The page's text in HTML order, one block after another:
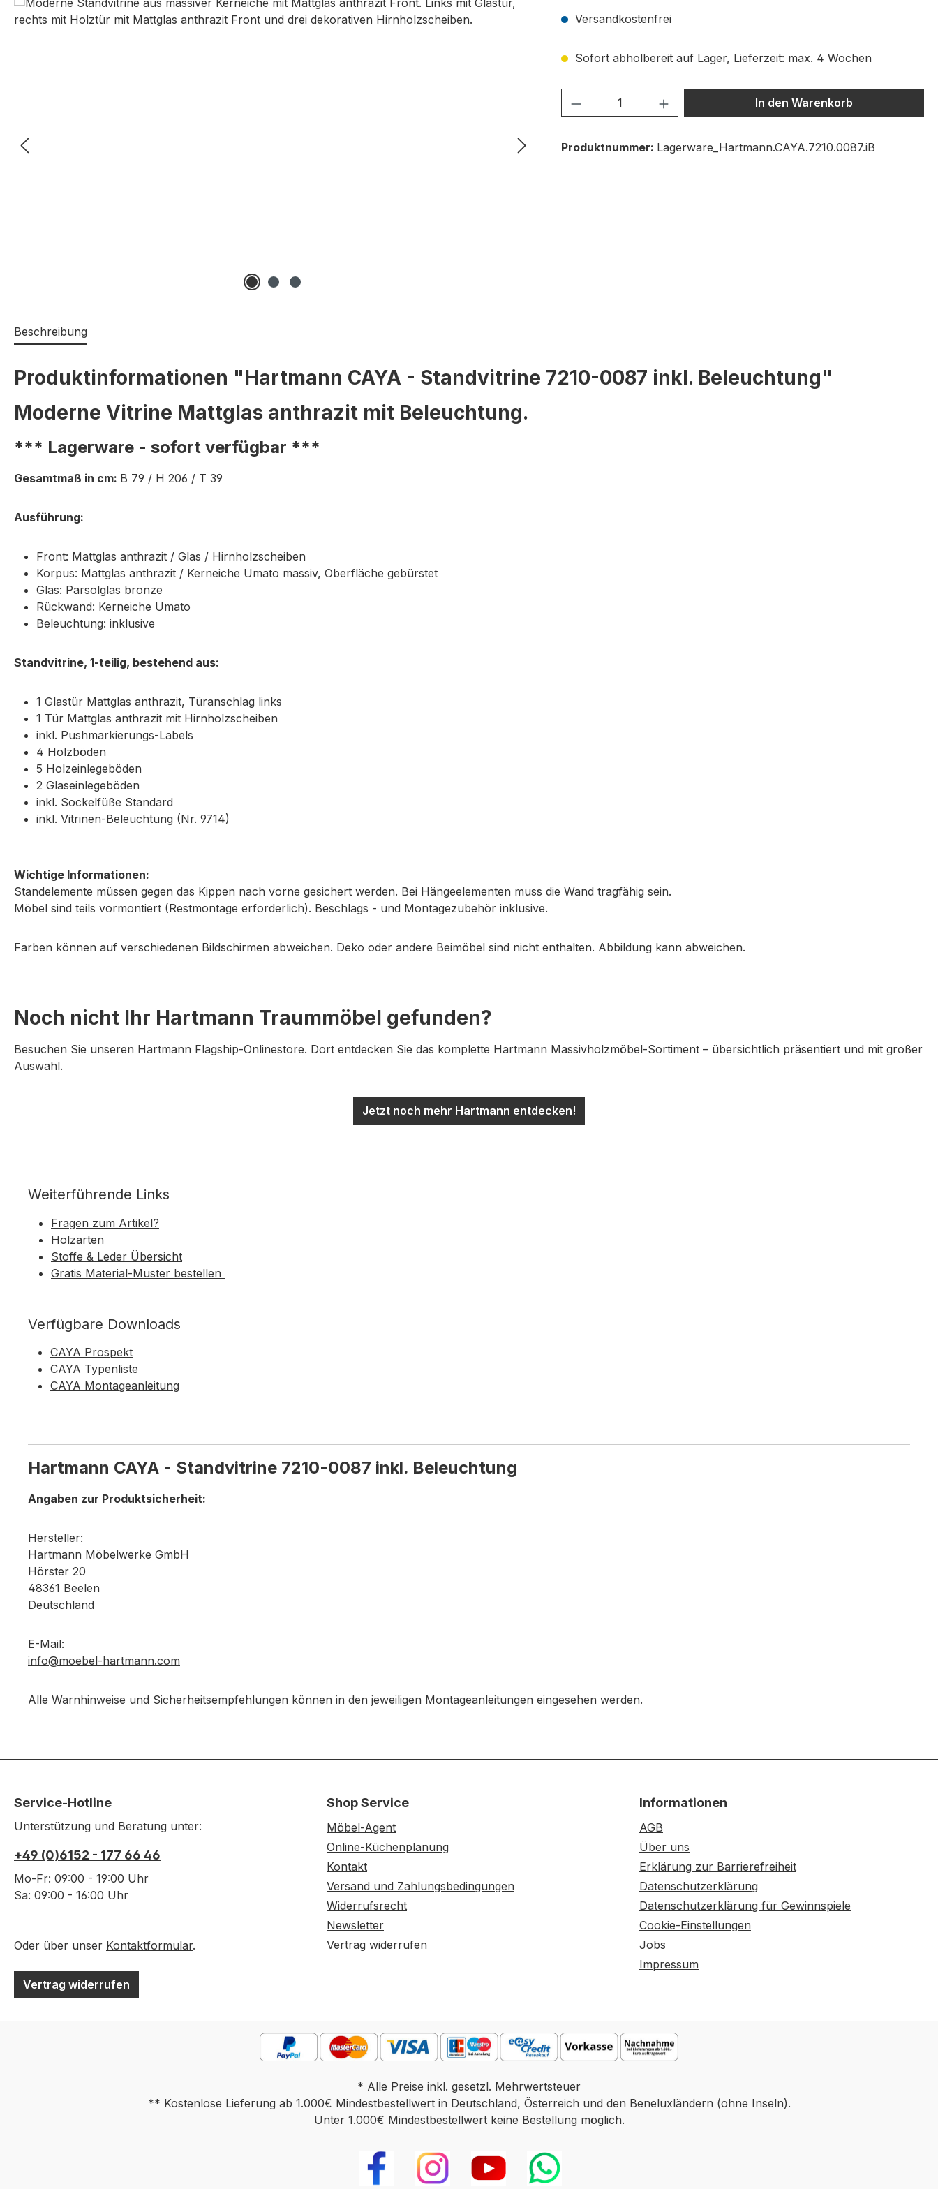
Versandkostenfrei
Sofort abholbereit auf Lager, Lieferzeit: max. 4 Wochen
Produkt Anzahl: Gib den gewünschten Wert
In den Warenkorb
Produktnummer: Lagerware_Hartmann.CAYA.7210.0087.iB
Beschreibung
Produktinformationen "Hartmann CAYA - Standvitrine 7210-0087 inkl. Beleuchtung"
Moderne Vitrine Mattglas anthrazit mit Beleuchtung.
*** Lagerware - sofort verfügbar ***
Gesamtmaß in cm: B 79 / H 206 / T 39
Ausführung:
Front: Mattglas anthrazit / Glas / Hirnholzscheiben
Korpus: Mattglas anthrazit / Kerneiche Umato massiv, Oberfläche gebürstet
Glas: Parsolglas bronze
Rückwand: Kerneiche Umato
Beleuchtung: inklusive
Standvitrine, 1-teilig, bestehend aus:
1 Glastür Mattglas anthrazit, Türanschlag links
1 Tür Mattglas anthrazit mit Hirnholzscheiben
inkl. Pushmarkierungs-Labels
4 Holzböden
5 Holzeinlegeböden
2 Glaseinlegeböden
inkl. Sockelfüße Standard
inkl. Vitrinen-Beleuchtung (Nr. 9714)
Wichtige Informationen:
Standelemente müssen gegen das Kippen nach vorne gesichert werden. Bei Hängeelementen muss die Wand tragfähig sein.
Möbel sind teils vormontiert (Restmontage erforderlich). Beschlags - und Montagezubehör inklusive.
Farben können auf verschiedenen Bildschirmen abweichen. Deko oder andere Beimöbel sind nicht enthalten. Abbildung kann abweichen.
Noch nicht Ihr Hartmann Traummöbel gefunden?
Besuchen Sie unseren Hartmann Flagship-Onlinestore. Dort entdecken Sie das komplette Hartmann Massivholzmöbel-Sortiment – übersichtlich präsentiert und mit großer
Auswahl.
Jetzt noch mehr Hartmann entdecken!
Weiterführende Links
Fragen zum Artikel?
Holzarten
Stoffe & Leder Übersicht
Gratis Material-Muster bestellen
Verfügbare Downloads
CAYA Prospekt
CAYA Typenliste
CAYA Montageanleitung
Hartmann CAYA - Standvitrine 7210-0087 inkl. Beleuchtung
Angaben zur Produktsicherheit:
Hersteller:
Hartmann Möbelwerke GmbH
Hörster 20
48361 Beelen
Deutschland
E-Mail:
info@moebel-hartmann.com
Alle Warnhinweise und Sicherheitsempfehlungen können in den jeweiligen Montageanleitungen eingesehen werden.
Service-Hotline
Unterstützung und Beratung unter:
+49 (0)6152 - 177 66 46
Mo-Fr: 09:00 - 19:00 Uhr
Sa: 09:00 - 16:00 Uhr
Oder über unser Kontaktformular.
Vertrag widerrufen
Shop Service
Möbel-Agent
Online-Küchenplanung
Kontakt
Versand und Zahlungsbedingungen
Widerrufsrecht
Newsletter
Vertrag widerrufen
Informationen
AGB
Über uns
Erklärung zur Barrierefreiheit
Datenschutzerklärung
Datenschutzerklärung für Gewinnspiele
Cookie-Einstellungen
Jobs
Impressum
* Alle Preise inkl. gesetzl. Mehrwertsteuer
** Kostenlose Lieferung ab 1.000€ Mindestbestellwert in Deutschland, Österreich und den Beneluxländern (ohne Inseln).
Unter 1.000€ Mindestbestellwert keine Bestellung möglich.